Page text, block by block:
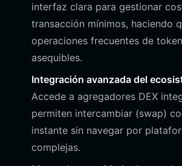
interfaz clara para gestionar
transacción mínimos, haciendo
operaciones frecuentes de
asequibles.
Integración avanzada del
Accede a agregadores DEX
permiten intercambiar (swap)
instante sin navegar por
complejas.